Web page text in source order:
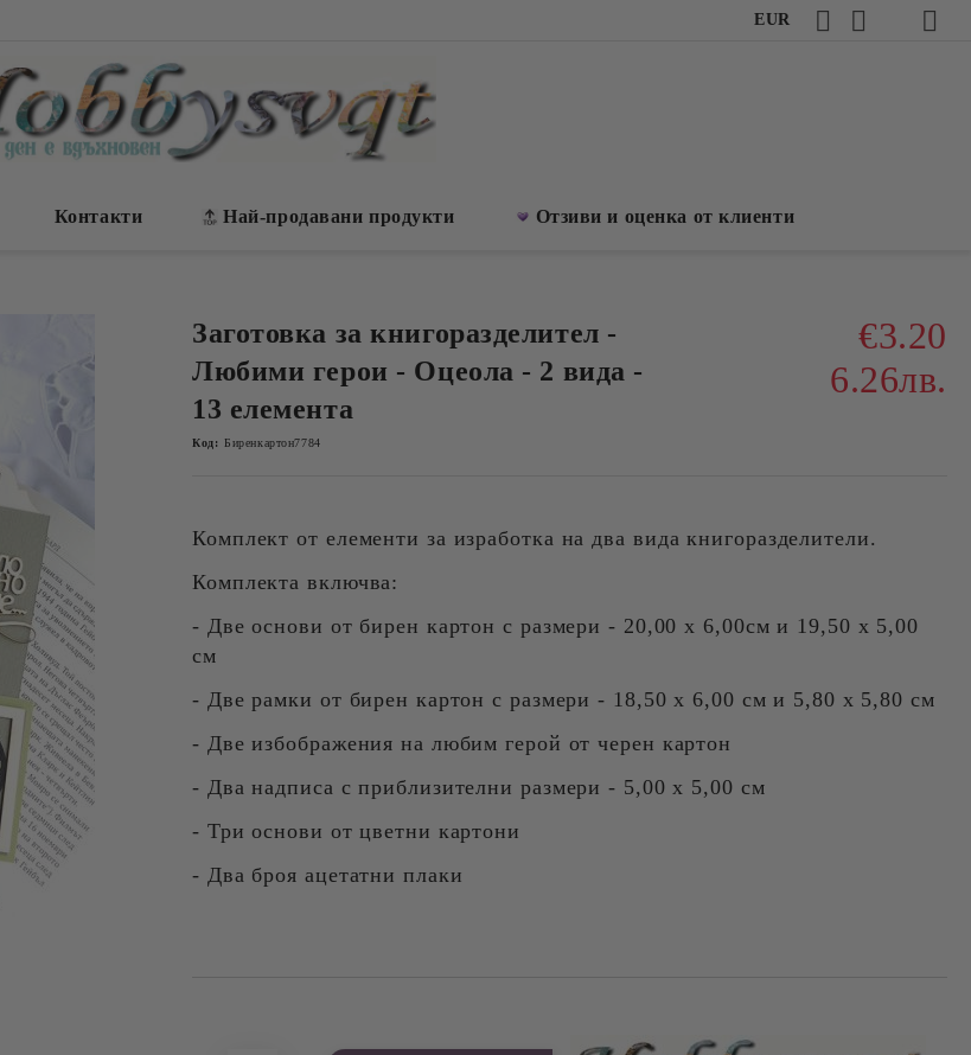
EUR
Контакти Най-продавани продукти Отзиви и оценка от клиенти
Заготовка за книгоразделител -
Любими герои - Оцеола - 2 вида -
13 елемента
€3.20
6.26лв.
Код: Биренкартон7784
Комплект от елементи за изработка на два вида книгоразделители.
Комплекта включва:
- Две основи от бирен картон с размери - 20,00 х 6,00см и 19,50 х 5,00
см
- Две рамки от бирен картон с размери - 18,50 х 6,00 см и 5,80 х 5,80 см
- Две избображения на любим герой от черен картон
- Два надписа с приблизителни размери - 5,00 х 5,00 см
- Три основи от цветни картони
- Два броя ацетатни плаки